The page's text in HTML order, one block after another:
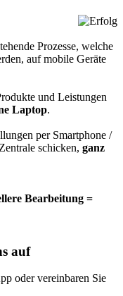
Prozesse, welche
auf mobile Geräte
und Leistungen
Laptop.
per Smartphone /
schicken, ganz
Bearbeitung =
auf
oder vereinbaren Sie